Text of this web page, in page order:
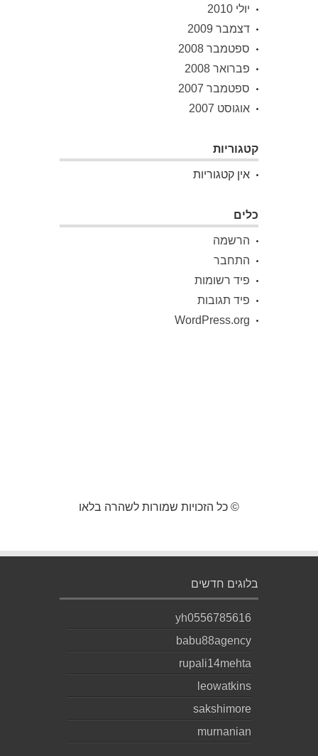
יולי 2010
דצמבר 2009
ספטמבר 2008
פברואר 2008
ספטמבר 2007
אוגוסט 2007
קטגוריות
אין קטגוריות
כלים
הרשמה
התחבר
פיד רשומות
פיד תגובות
WordPress.org
© כל הזכויות שמורות לשהרה בלאו
בלוגים חדשים
yh0556785616
babu88agency
rupali14mehta
leowatkins
sakshimore
murnanian